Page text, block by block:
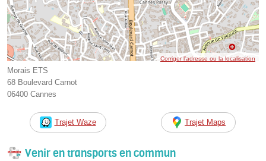
Corriger l’adresse ou la localisation
Morais ETS
68 Boulevard Carnot
06400 Cannes
Trajet Waze Trajet Maps
Venir en transports en commun